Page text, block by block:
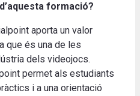
formació?
aporta un valor
que és una de les
dels videojocs.
permet als estudiants
i a una orientació